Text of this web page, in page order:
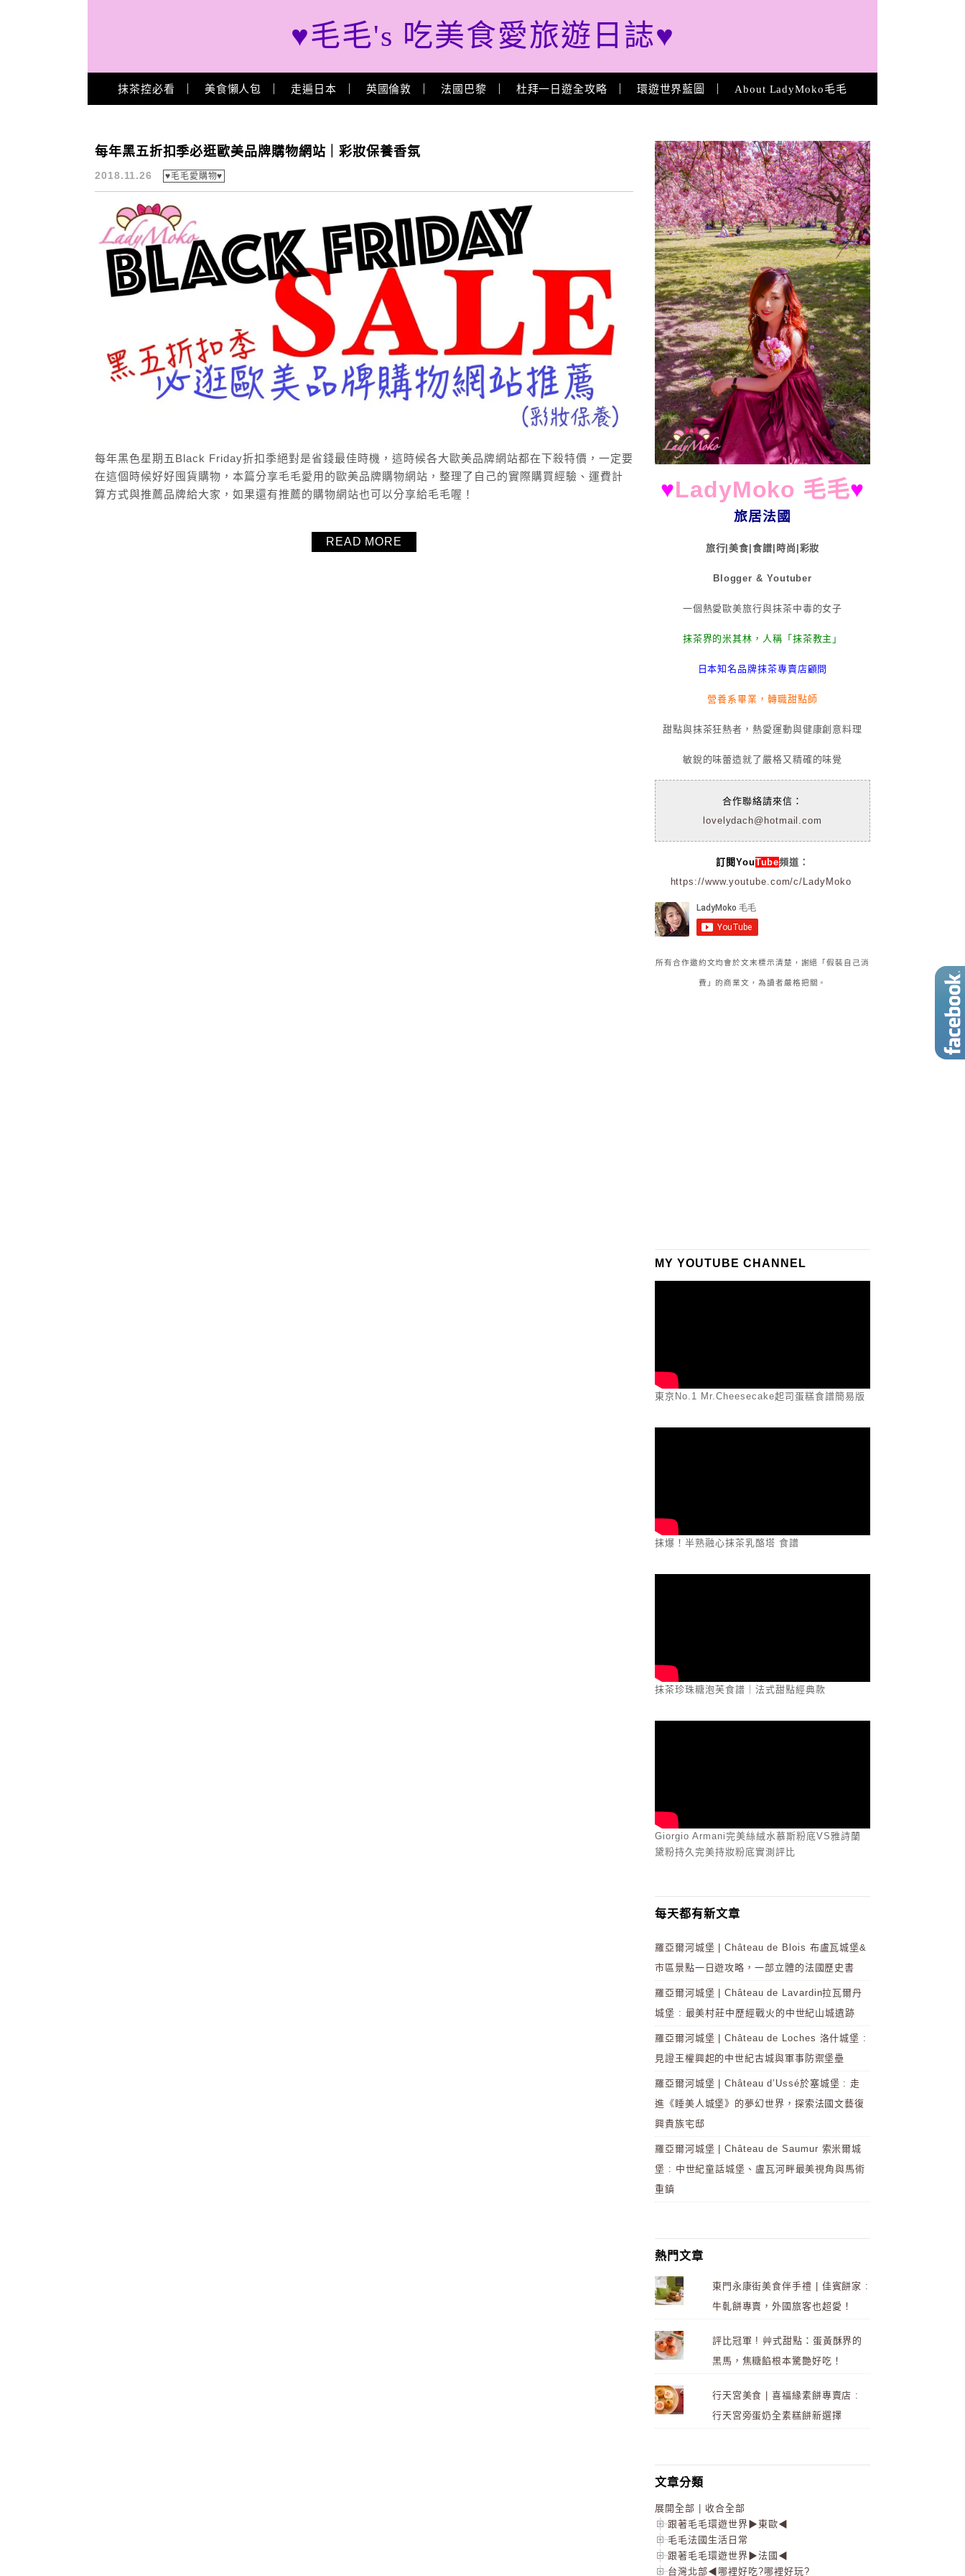
♥毛毛's 吃美食愛旅遊日誌♥
Main Menu
抹茶控必看 美食懶人包 走遍日本 英國倫敦 法國巴黎 杜拜一日遊全攻略 環遊世界藍圖 About LadyMoko毛毛
運費
每年黑五折扣季必逛歐美品牌購物網站｜彩妝保養香氛
2018.11.26 ♥毛毛愛購物♥
每年黑色星期五Black Friday折扣季絕對是省錢最佳時機，這時候各大歐美品牌網站都在下殺特價，一定要
在這個時候好好囤貨購物，本篇分享毛毛愛用的歐美品牌購物網站，整理了自己的實際購買經驗、運費計
算方式與推薦品牌給大家，如果還有推薦的購物網站也可以分享給毛毛喔！
READ MORE
About
♥LadyMoko 毛毛♥
旅居法國
旅行|美食|食譜|時尚|彩妝
Blogger & Youtuber
一個熱愛歐美旅行與抹茶中毒的女子
抹茶界的米其林，人稱「抹茶教主」
日本知名品牌抹茶專賣店顧問
營養系畢業，轉職甜點師
甜點與抹茶狂熱者，熱愛運動與健康創意料理
敏銳的味蕾造就了嚴格又精確的味覺
合作聯絡請來信：
lovelydach@hotmail.com
訂閱YouTube頻道：
https://www.youtube.com/c/LadyMoko
所有合作邀約文均會於文末標示清楚，謝絕「假裝自己消
費」的商業文，為讀者嚴格把關。
MY YOUTUBE CHANNEL
東京No.1 Mr.Cheesecake起司蛋糕食譜簡易版
抹爆！半熟融心抹茶乳酪塔 食譜
抹茶珍珠糖泡芙食譜｜法式甜點經典款
Giorgio Armani完美絲絨水慕斯粉底VS雅詩蘭
黛粉持久完美持妝粉底實測評比
每天都有新文章
羅亞爾河城堡 | Château de Blois 布盧瓦城堡&
市區景點一日遊攻略，一部立體的法國歷史書
羅亞爾河城堡 | Château de Lavardin拉瓦爾丹
城堡 : 最美村莊中歷經戰火的中世紀山城遺跡
羅亞爾河城堡 | Château de Loches 洛什城堡 :
見證王權興起的中世紀古城與軍事防禦堡壘
羅亞爾河城堡 | Château d’Ussé於塞城堡 : 走
進《睡美人城堡》的夢幻世界，探索法國文藝復
興貴族宅邸
羅亞爾河城堡 | Château de Saumur 索米爾城
堡 : 中世紀童話城堡、盧瓦河畔最美視角與馬術
重鎮
熱門文章
東門永康街美食伴手禮 | 佳賓餅家 :
牛軋餅專賣，外國旅客也超愛！
評比冠軍 ! 艸式甜點：蛋黃酥界的
黑馬，焦糖餡根本驚艷好吃！
行天宮美食 | 喜福緣素餅專賣店 :
行天宮旁蛋奶全素糕餅新選擇
文章分類
展開全部
收合全部
跟著毛毛環遊世界▶東歐◀
毛毛法國生活日常
跟著毛毛環遊世界▶法國◀
台灣北部◀哪裡好吃?哪裡好玩?